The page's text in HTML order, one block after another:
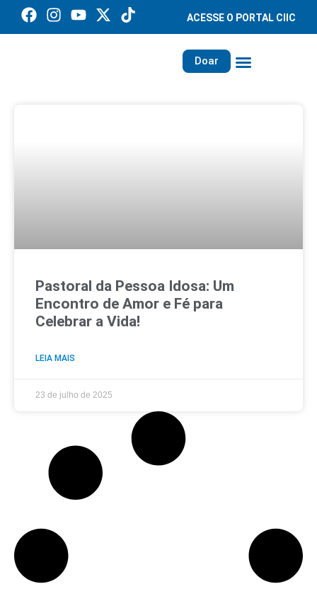
ACESSE O PORTAL CIIC
Doar
Pastoral da Pessoa Idosa: Um
Encontro de Amor e Fé para
Celebrar a Vida!
LEIA MAIS
23 de julho de 2025